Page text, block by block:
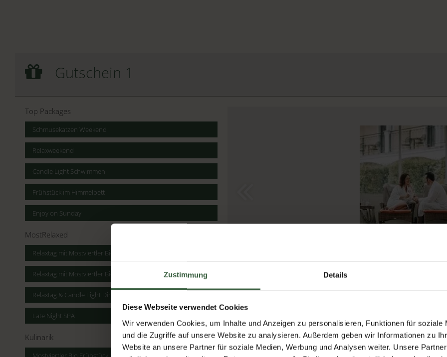
Zustimmung Details
Diese Webseite verwendet Cookies
Wir verwenden Cookies, um Inhalte und Anzeigen zu personalisieren, Funktionen für soziale
und die Zugriffe auf unsere Website zu analysieren. Außerdem geben wir Informationen zu
Website an unsere Partner für soziale Medien, Werbung und Analysen weiter. Unsere
Gutschein 1
Wertgutschein
Gutschein 1
Top Packages
Schmusekatzen Weekend
Relaxweekend
Candle Light Schwimmen
Frühstück im Himmelbett
Enjoy on Sunday
MostRelaxed
Relaxtag mit Mostviertler Bio Frühstück
Relaxtag mit Mostviertler Bio Frühstück & Candle Light Dinner
Relaxtag & Candle Light Dinner
Late Night SPA
Kulinarik
Wertgutschein